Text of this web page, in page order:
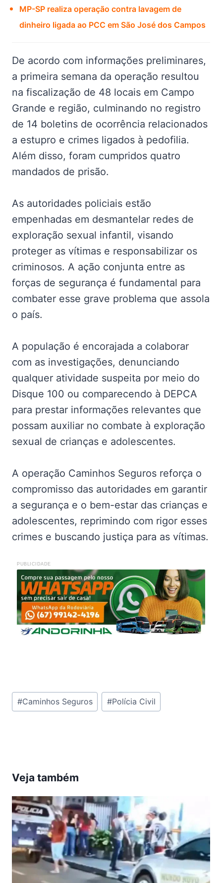
MP-SP realiza operação contra lavagem de
dinheiro ligada ao PCC em São José dos Campos
De acordo com informações preliminares,
a primeira semana da operação resultou
na fiscalização de 48 locais em Campo
Grande e região, culminando no registro
de 14 boletins de ocorrência relacionados
a estupro e crimes ligados à pedofilia.
Além disso, foram cumpridos quatro
mandados de prisão.
As autoridades policiais estão
empenhadas em desmantelar redes de
exploração sexual infantil, visando
proteger as vítimas e responsabilizar os
criminosos. A ação conjunta entre as
forças de segurança é fundamental para
combater esse grave problema que assola
o país.
A população é encorajada a colaborar
com as investigações, denunciando
qualquer atividade suspeita por meio do
Disque 100 ou comparecendo à DEPCA
para prestar informações relevantes que
possam auxiliar no combate à exploração
sexual de crianças e adolescentes.
A operação Caminhos Seguros reforça o
compromisso das autoridades em garantir
a segurança e o bem-estar das crianças e
adolescentes, reprimindo com rigor esses
crimes e buscando justiça para as vítimas.
PUBLICIDADE
Tags
do
#Caminhos Seguros #Polícia Civil
Veja também